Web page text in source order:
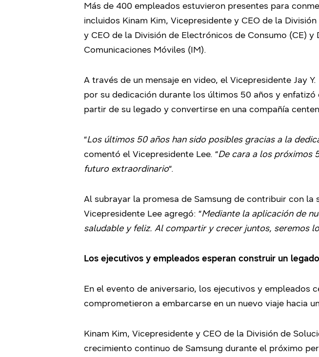
Más de 400 empleados estuvieron presentes para
incluidos Kinam Kim, Vicepresidente y CEO de la
y CEO de la División de Electrónicos de Consumo (CE)
Comunicaciones Móviles (IM).
A través de un mensaje en video, el Vicepresidente Jay
por su dedicación durante los últimos 50 años y
partir de su legado y convertirse en una compañía
“Los últimos 50 años han sido posibles gracias a la
comentó el Vicepresidente Lee. “De cara a los próximos
futuro extraordinario“.
Al subrayar la promesa de Samsung de contribuir con
Vicepresidente Lee agregó: “Mediante la aplicación de
saludable y feliz. Al compartir y crecer juntos, seremos
Los ejecutivos y empleados esperan construir un
En el evento de aniversario, los ejecutivos y
comprometieron a embarcarse en un nuevo viaje hacia
Kinam Kim, Vicepresidente y CEO de la División de
crecimiento continuo de Samsung durante el próximo